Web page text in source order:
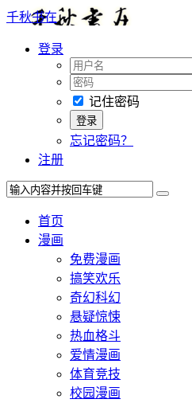
千秋书在
登录
记住密码
忘记密码？
注册
首页
漫画
免费漫画
搞笑欢乐
奇幻科幻
悬疑惊悚
热血格斗
爱情漫画
体育竞技
校园漫画